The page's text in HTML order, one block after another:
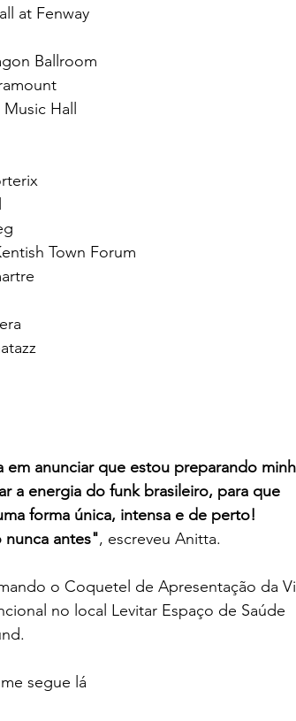
at Fenway
Ballroom
Hall
Town Forum
anunciar que estou preparando
a energia do funk brasileiro, para que
forma única, intensa e de perto!
nunca antes", escreveu Anitta.
o Coquetel de Apresentação da
no local Levitar Espaço de Saúde
segue lá